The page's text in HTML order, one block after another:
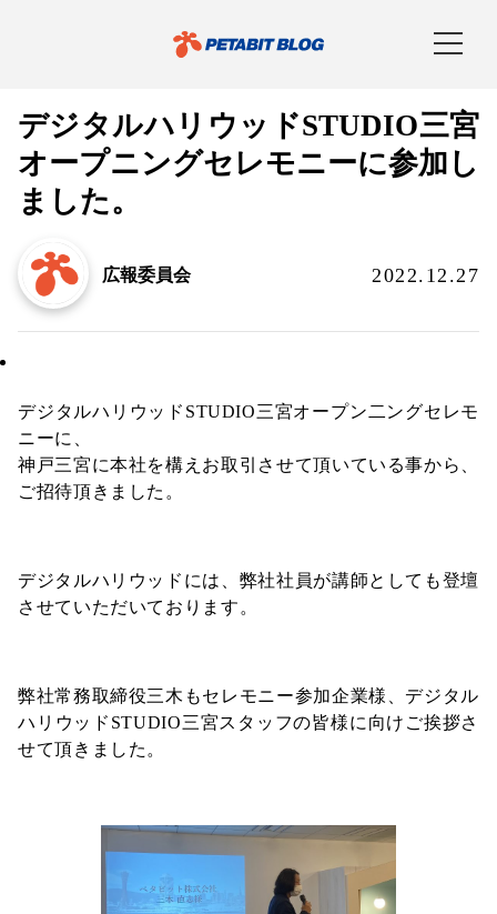
デジタルハリウッドSTUDIO三宮
オープニングセレモニーに参加し
ました。
広報委員会 2022.12.27
デジタルハリウッドSTUDIO三宮オープン二ングセレモ
ニーに、
神戸三宮に本社を構えお取引させて頂いている事から、
ご招待頂きました。
デジタルハリウッドには、弊社社員が講師としても登壇
させていただいております。
弊社常務取締役三木もセレモニー参加企業様、デジタル
ハリウッドSTUDIO三宮スタッフの皆様に向けご挨拶さ
せて頂きました。